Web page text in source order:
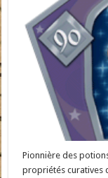
Pionnière des
propriétés curatives